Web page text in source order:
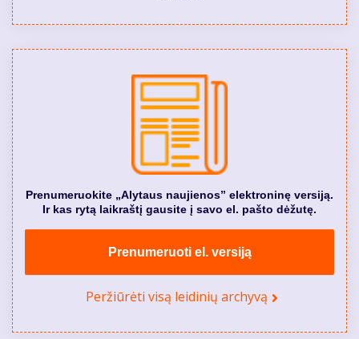
Prenumeruokite „Alytaus naujienos” elektroninę versiją.
Ir kas rytą laikraštį gausite į savo el. pašto dėžutę.
Prenumeruoti el. versiją
Peržiūrėti visą leidinių archyvą